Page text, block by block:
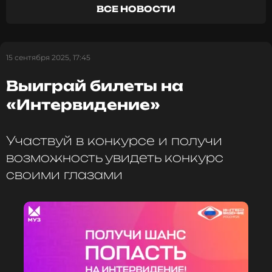
Даниил Потапцев.
Смотрите нас в Likee, чтобы
ПОДПИСАТЬСЯ
ССЫЛКА
ВСЕ НОВОСТИ
15 сентября 2025, 17:45
Выиграй билеты на
«Интервидение»
Участвуй в конкурсе и получи
возможность увидеть конкурс
своими глазами